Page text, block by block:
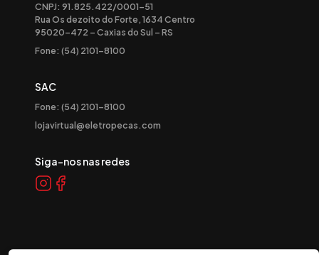
CNPJ: 91.825.422/0001-51
Rua Os dezoito do Forte, 1634 Centro
95020-472 – Caxias do Sul – RS
Fone: (54) 2101-8100
SAC
Fone: (54) 2101-8100
lojavirtual@eletropecas.com
Siga-nos nas redes